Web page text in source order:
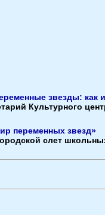
звезды: как
Культурного
переменных звезд»
слет